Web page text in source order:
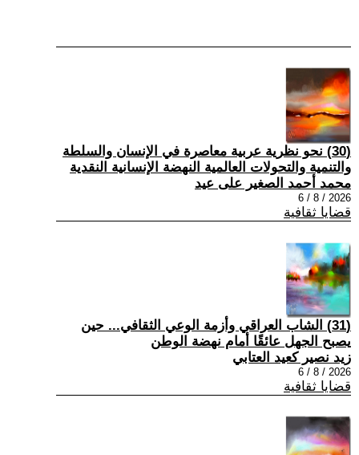
(30) نحو نظرية عربية معاصرة في الإنسان والسلطة
والتنمية والتحولات العالمية النهضة الإنسانية النقدية
محمد أحمد الصغير على عيد
2026 / 8 / 6
قضايا ثقافية
(31) الشاب العراقي وأزمة الوعي الثقافي... حين
يصبح الجهل عائقًا أمام نهضة الوطن
زيد نصير كعيد العتابي
2026 / 8 / 6
قضايا ثقافية